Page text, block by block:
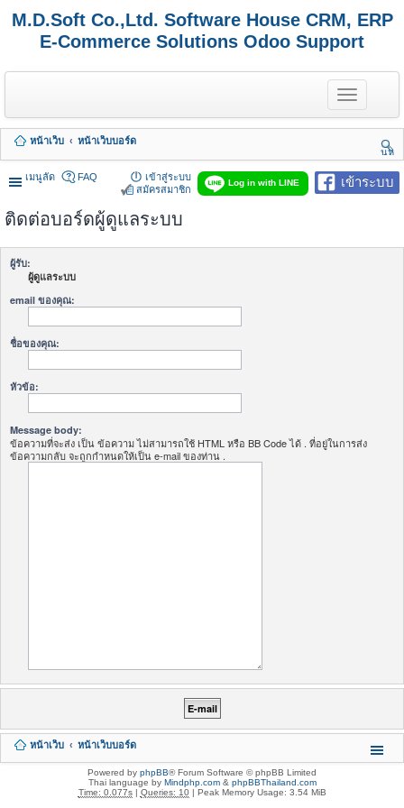
M.D.Soft Co.,Ltd. Software House CRM, ERP
E-Commerce Solutions Odoo Support
T
o
g
e
n
a
หน้าเว็บ
หน้าเว็บบอร์ด
นห
า
เมนูลัด
เข้าระบบ
Log in with LINE
FAQ
เข้าสู่ระบบ
สมัครสมาชิก
ติดต่อบอร์ดผู้ดูแลระบบ
ผู้รับ:
ผู้ดูแลระบบ
email ของคุณ:
ชื่อของคุณ:
หัวข้อ:
Message body:
ข้อความที่จะส่ง เป็น ข้อความ ไม่สามารถใช้ HTML หรือ BB Code ได้ . ที่อยู่ในการส่ง
ข้อความกลับ จะถูกกำหนดให้เป็น e-mail ของท่าน .
หน้าเว็บ หน้าเว็บบอร์ด
Powered by phpBB® Forum Software © phpBB Limited
Thai language by Mindphp.com& phpBBThailand.com
Time: 0.077s| Queries: 10| Peak Memory Usage: 3.54 MiB